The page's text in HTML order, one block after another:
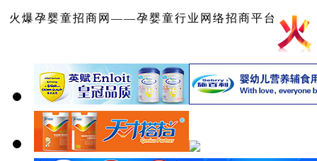
火爆孕婴童招商网——孕婴童行业网络招商平台